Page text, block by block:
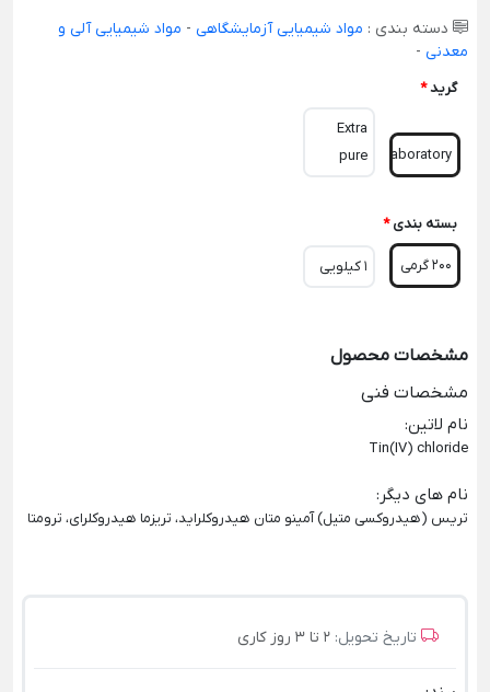
دسته بندی : مواد شیمیایی آزمایشگاهی - مواد شیمیایی آلی و
معدنی -
گرید*
Laboratory
Extra
pure
بسته بندی *
200 گرمی 1 کیلویی
مشخصات محصول
مشخصات فنی
نام لاتین:
Tin(IV) chloride
نام های دیگر :
تریس (هیدروکسی متیل) آمینو متان هیدروکلراید، تریزما هیدروکلرای، ترومتا
تاریخ تحویل: 2 تا 3 روز کاری